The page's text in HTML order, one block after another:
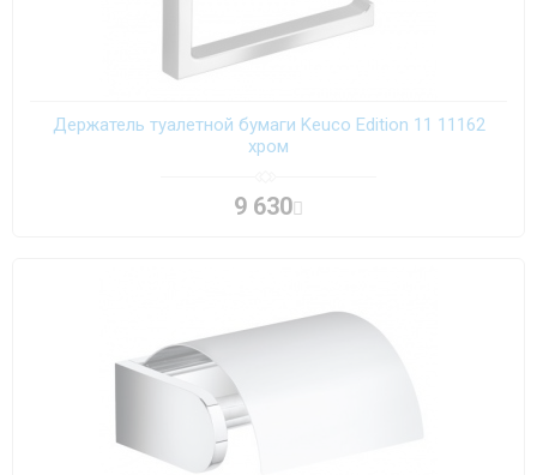
Держатель туалетной бумаги Keuco Edition 11 11162
хром
9 630